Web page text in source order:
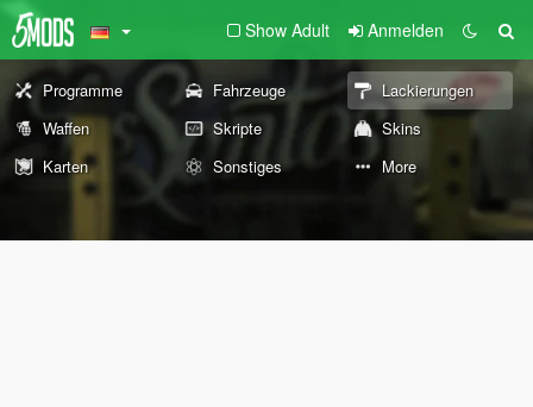
Show Adult Anmelden
Programme Fahrzeuge
Lackierungen
Waffen
Skripte
Skins
Karten
Sonstiges More